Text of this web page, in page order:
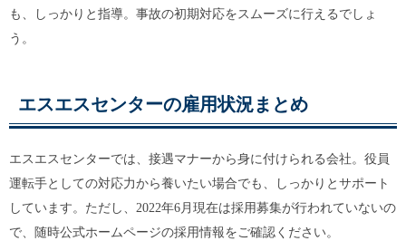
も、しっかりと指導。事故の初期対応をスムーズに行えるでしょ
う。
エスエスセンターの雇用状況まとめ
エスエスセンターでは、接遇マナーから身に付けられる会社。役員
運転手としての対応力から養いたい場合でも、しっかりとサポート
しています。ただし、2022年6月現在は採用募集が行われていないの
で、随時公式ホームページの採用情報をご確認ください。